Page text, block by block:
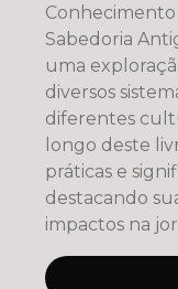
Conhecimento Futuro
Sabedoria
uma
diversos
diferentes
longo deste
práticas e
destacando
impactos na